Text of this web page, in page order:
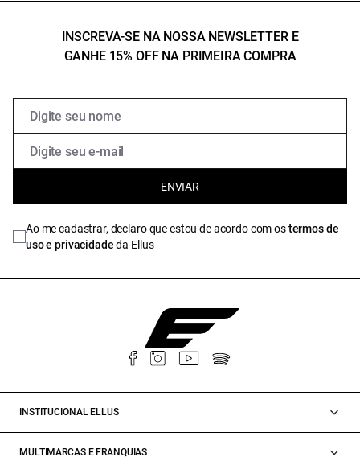
INSCREVA-SE NA NOSSA NEWSLETTER E
GANHE 15% OFF NA PRIMEIRA COMPRA
ENVIAR
Ao me cadastrar, declaro que estou de acordo com ostermos de
uso e privacidadeda Ellus
INSTITUCIONAL ELLUS
MULTIMARCAS E FRANQUIAS